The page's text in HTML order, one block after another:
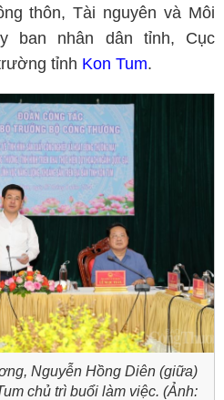
thôn, Tài nguyên và Môi
ban nhân dân tỉnh, Cục
tỉnh Kon Tum.
Nguyễn Hồng Diên (giữa)
chủ trì buổi làm việc. (Ảnh: